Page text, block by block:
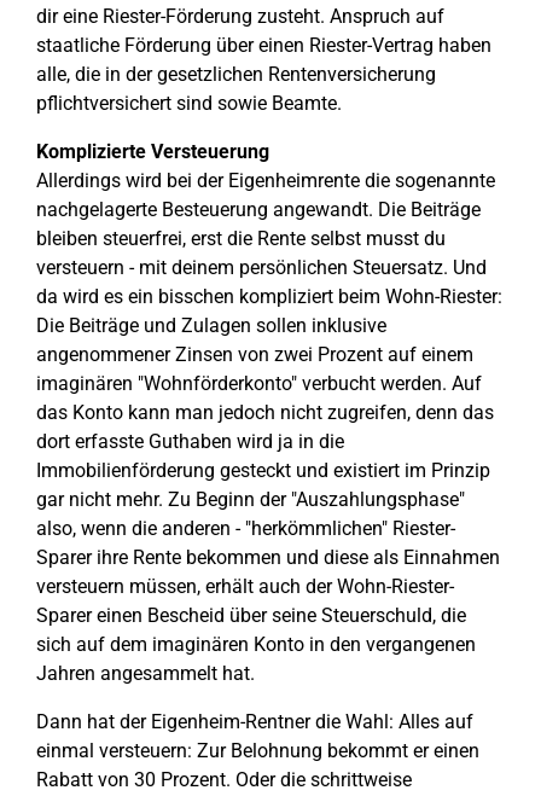
dir eine Riester-Förderung zusteht. Anspruch auf
staatliche Förderung über einen Riester-Vertrag haben
alle, die in der gesetzlichen Rentenversicherung
pflichtversichert sind sowie Beamte.
Komplizierte Versteuerung
Allerdings wird bei der Eigenheimrente die sogenannte
nachgelagerte Besteuerung angewandt. Die Beiträge
bleiben steuerfrei, erst die Rente selbst musst du
versteuern - mit deinem persönlichen Steuersatz. Und
da wird es ein bisschen kompliziert beim Wohn-Riester:
Die Beiträge und Zulagen sollen inklusive
angenommener Zinsen von zwei Prozent auf einem
imaginären "Wohnförderkonto" verbucht werden. Auf
das Konto kann man jedoch nicht zugreifen, denn das
dort erfasste Guthaben wird ja in die
Immobilienförderung gesteckt und existiert im Prinzip
gar nicht mehr. Zu Beginn der "Auszahlungsphase"
also, wenn die anderen - "herkömmlichen" Riester-
Sparer ihre Rente bekommen und diese als Einnahmen
versteuern müssen, erhält auch der Wohn-Riester-
Sparer einen Bescheid über seine Steuerschuld, die
sich auf dem imaginären Konto in den vergangenen
Jahren angesammelt hat.
Dann hat der Eigenheim-Rentner die Wahl: Alles auf
einmal versteuern: Zur Belohnung bekommt er einen
Rabatt von 30 Prozent. Oder die schrittweise